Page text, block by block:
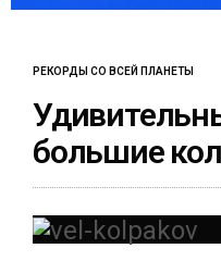
РЕКОРДЫ СО ВСЕЙ ПЛАНЕТЫ
большие